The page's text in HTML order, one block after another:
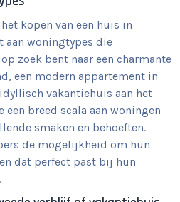
kopen van een huis in
aan woningtypes die
zoek bent naar een charmante
een modern appartement in
vakantiehuis aan het
breed scala aan woningen
smaken en behoeften.
de mogelijkheid om hun
dat perfect past bij hun